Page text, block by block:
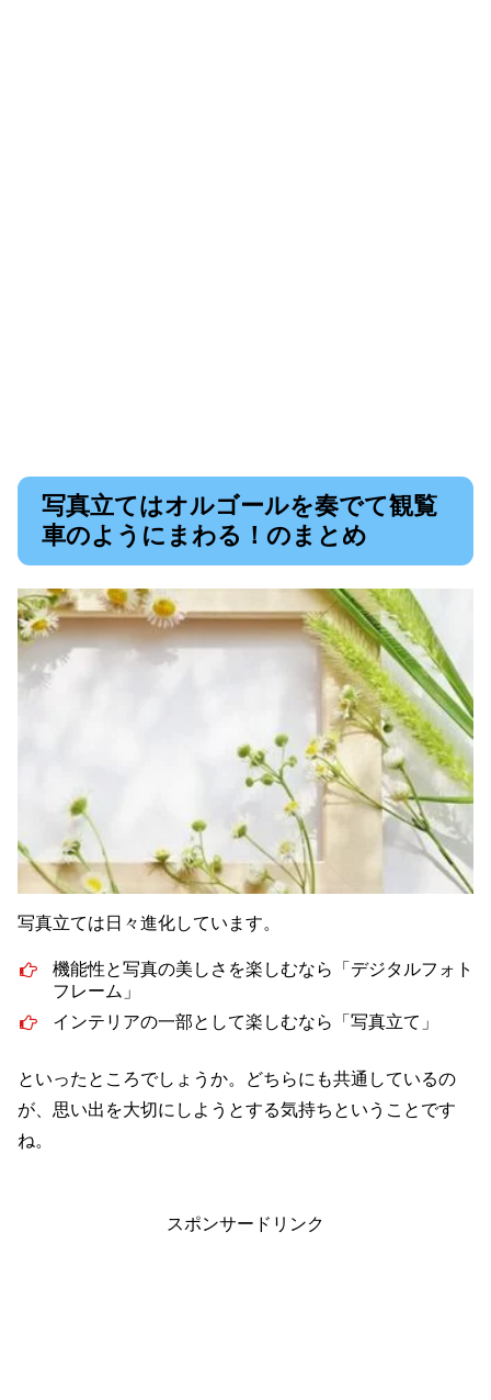
写真立てはオルゴールを奏でて観覧
車のようにまわる！のまとめ
写真立ては日々進化しています。
機能性と写真の美しさを楽しむなら「デジタルフォト
フレーム」
インテリアの一部として楽しむなら「写真立て」
といったところでしょうか。どちらにも共通しているの
が、思い出を大切にしようとする気持ちということです
ね。
スポンサードリンク